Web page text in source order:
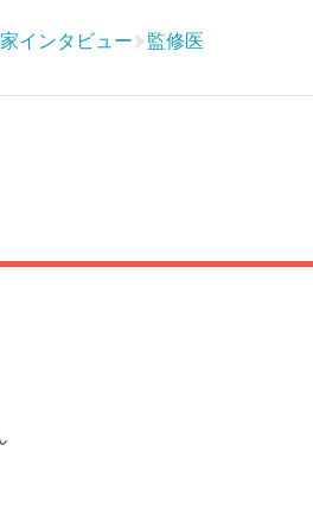
インタビュー 監修医